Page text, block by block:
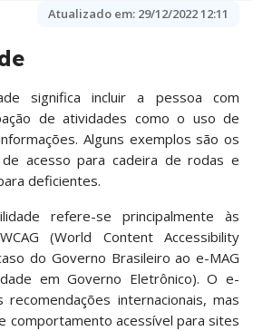
Atualizado em: 29/12/2022 12:11
significa incluir a pessoa com
de atividades como o uso de
Alguns exemplos são os
acesso para cadeira de rodas e
deficientes.
refere-se principalmente às
(World Content Accessibility
do Governo Brasileiro ao e-MAG
em Governo Eletrônico). O e-
recomendações internacionais, mas
comportamento acessível para sites